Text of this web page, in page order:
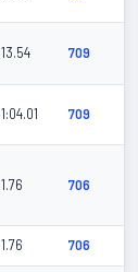
13.54 709
1:04.01 709
1.76 706
1.76 706